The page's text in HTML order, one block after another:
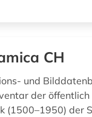
CH
und
der
(1500–1950) der